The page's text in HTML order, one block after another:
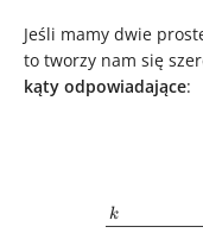
Jeśli mamy dwie
to tworzy nam się
kąty odpowiadające:
k
k